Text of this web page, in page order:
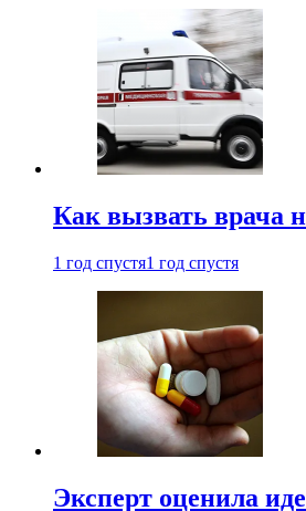
Как вызвать врача
1 год спустя1 год спустя
Эксперт оценила